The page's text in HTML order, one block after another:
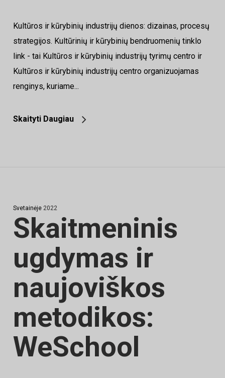
Kultūros ir kūrybinių industrijų dienos: dizainas, procesų
strategijos. Kultūrinių ir kūrybinių bendruomenių tinklo
link - tai Kultūros ir kūrybinių industrijų tyrimų centro ir
Kultūros ir kūrybinių industrijų centro organizuojamas
renginys, kuriame...
Skaityti Daugiau
Svetainėje 2022
Skaitmeninis
ugdymas ir
naujoviškos
metodikos:
WeSchool